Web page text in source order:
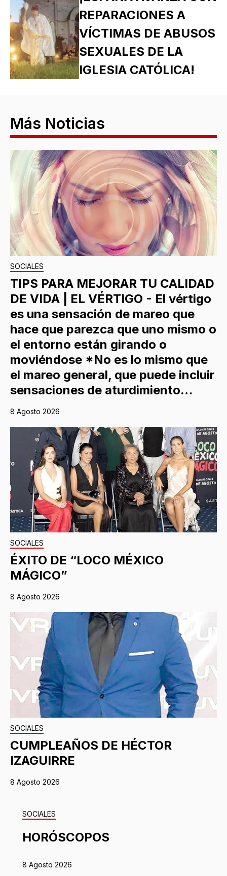
REPARACIONES A
VÍCTIMAS DE ABUSOS
SEXUALES DE LA
IGLESIA CATÓLICA!
Más Noticias
SOCIALES
TIPS PARA MEJORAR TU CALIDAD
DE VIDA | EL VÉRTIGO - El vértigo
es una sensación de mareo que
hace que parezca que uno mismo o
el entorno están girando o
moviéndose *No es lo mismo que
el mareo general, que puede incluir
sensaciones de aturdimiento…
8 Agosto 2026
SOCIALES
ÉXITO DE “LOCO MÉXICO
MÁGICO”
8 Agosto 2026
SOCIALES
CUMPLEAÑOS DE HÉCTOR
IZAGUIRRE
8 Agosto 2026
SOCIALES
HORÓSCOPOS
8 Agosto 2026